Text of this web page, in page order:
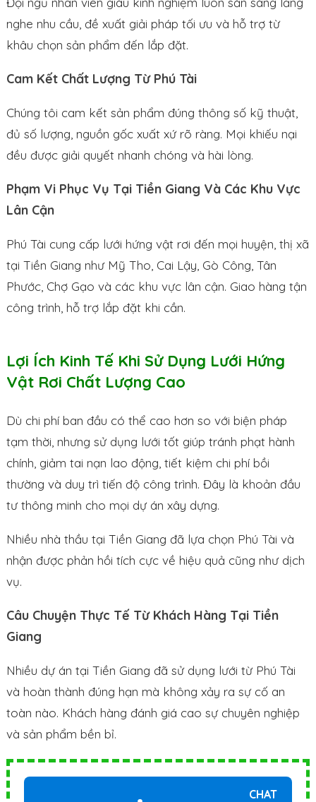
nghe nhu cầu, đề xuất giải pháp tối ưu và hỗ trợ từ
khâu chọn sản phẩm đến lắp đặt.
Cam Kết Chất Lượng Từ Phú Tài
Chúng tôi cam kết sản phẩm đúng thông số kỹ thuật,
đủ số lượng, nguồn gốc xuất xứ rõ ràng. Mọi khiếu nại
đều được giải quyết nhanh chóng và hài lòng.
Phạm Vi Phục Vụ Tại Tiền Giang Và Các Khu Vực
Lân Cận
Phú Tài cung cấp lưới hứng vật rơi đến mọi huyện, thị xã
tại Tiền Giang như Mỹ Tho, Cai Lậy, Gò Công, Tân
Phước, Chợ Gạo và các khu vực lân cận. Giao hàng tận
công trình, hỗ trợ lắp đặt khi cần.
Lợi Ích Kinh Tế Khi Sử Dụng Lưới Hứng
Vật Rơi Chất Lượng Cao
Dù chi phí ban đầu có thể cao hơn so với biện pháp
tạm thời, nhưng sử dụng lưới tốt giúp tránh phạt hành
chính, giảm tai nạn lao động, tiết kiệm chi phí bồi
thường và duy trì tiến độ công trình. Đây là khoản đầu
tư thông minh cho mọi dự án xây dựng.
Nhiều nhà thầu tại Tiền Giang đã lựa chọn Phú Tài và
nhận được phản hồi tích cực về hiệu quả cũng như dịch
vụ.
Câu Chuyện Thực Tế Từ Khách Hàng Tại Tiền
Giang
Nhiều dự án tại Tiền Giang đã sử dụng lưới từ Phú Tài
và hoàn thành đúng hạn mà không xảy ra sự cố an
toàn nào. Khách hàng đánh giá cao sự chuyên nghiệp
và sản phẩm bền bỉ.
CHAT